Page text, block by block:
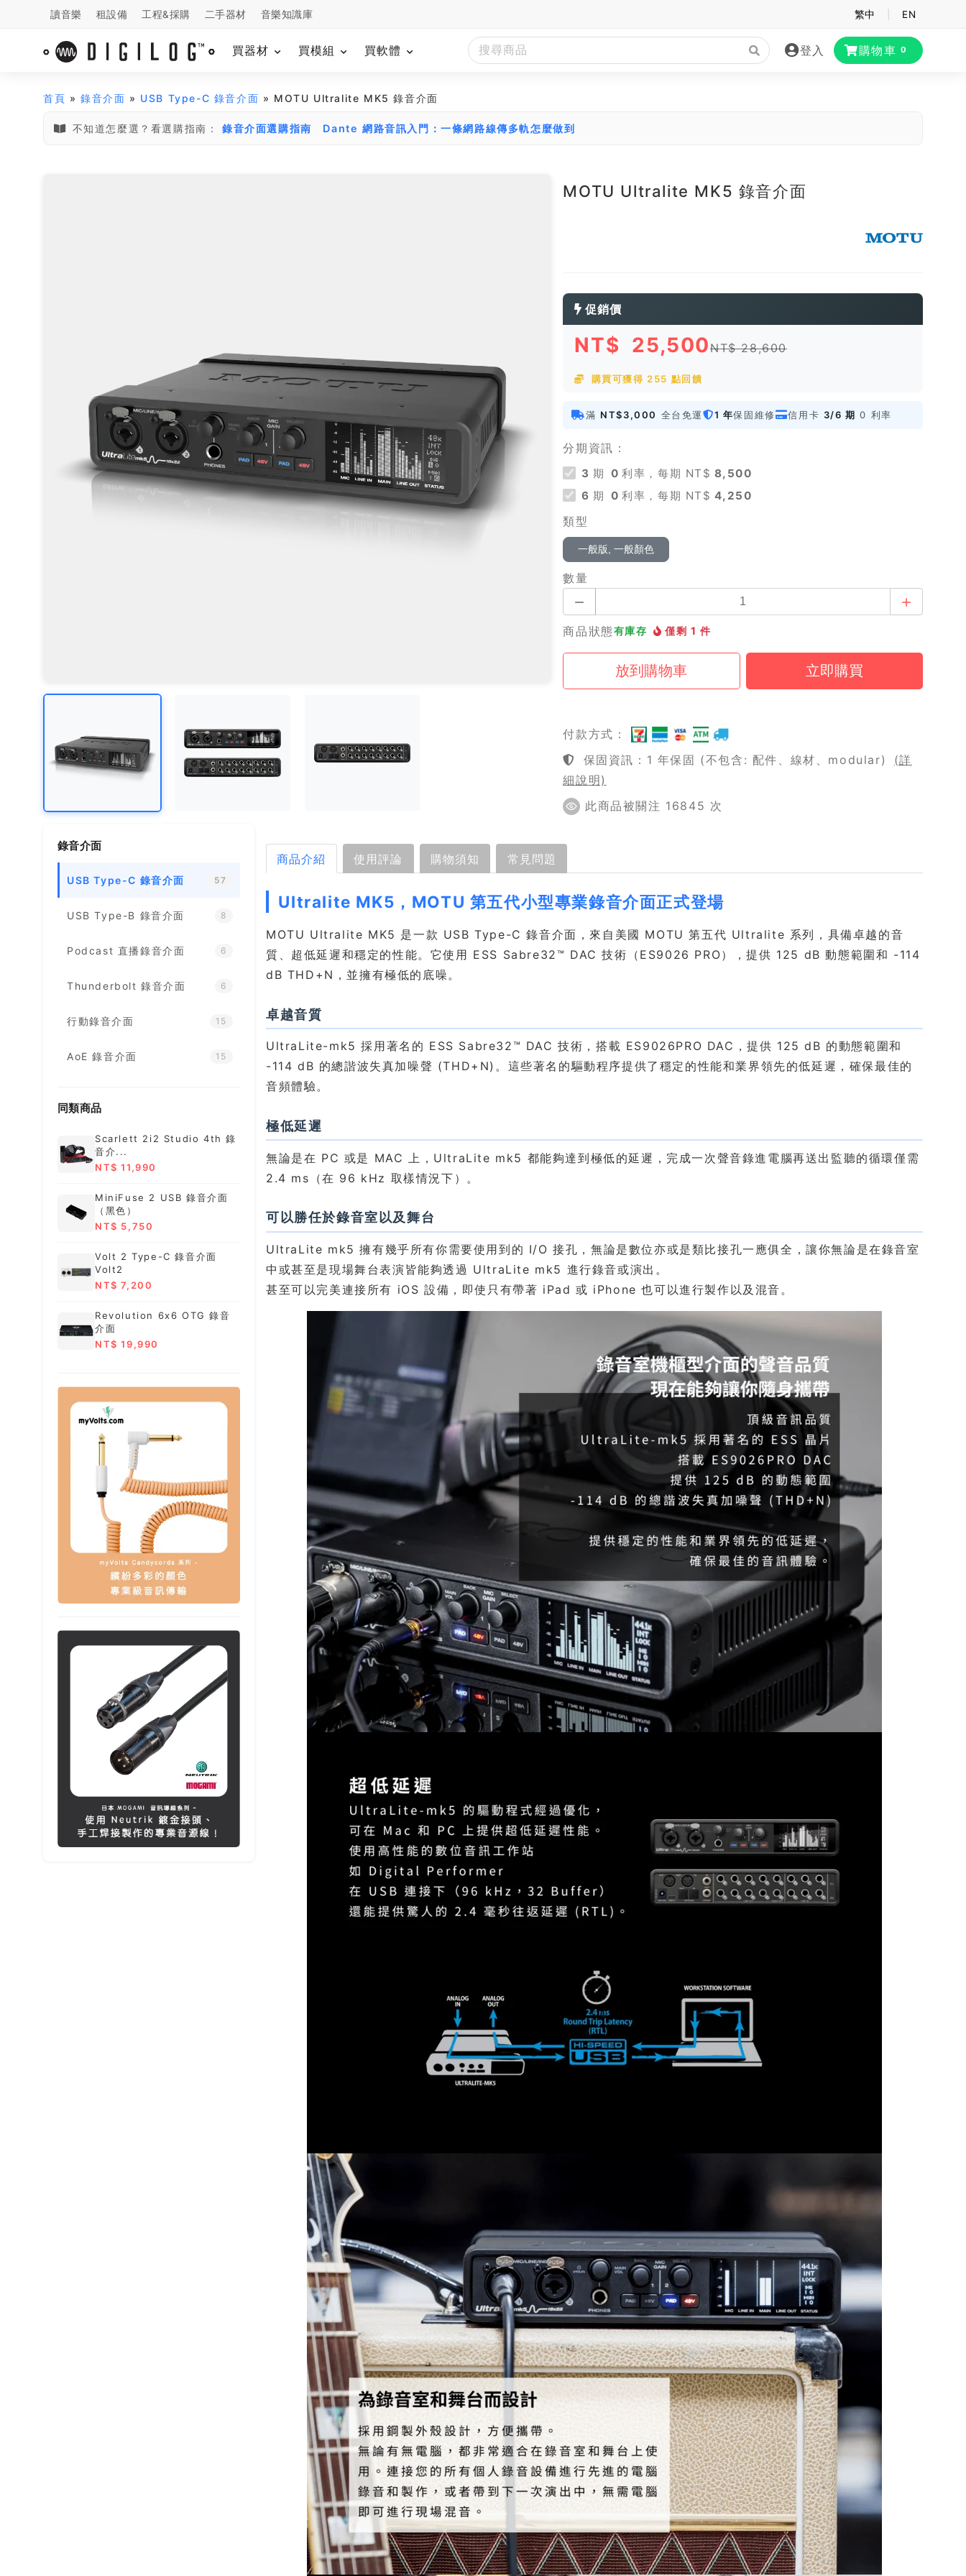
讀音樂 租設備 工程&採購 二手器材 音樂知識庫 繁中 EN
買器材 買模組 買軟體 登入 購物車 0
首頁 »錄音介面 » USB Type-C 錄音介面 » MOTU Ultralite MK5 錄音介面
不知道怎麼選？看選購指南： 錄音介面選購指南 Dante 網路音訊入門：一條網路線傳多軌怎麼做到
MOTU Ultralite MK5 錄音介面
促銷價
NT$ 25,500NT$ 28,600
購買可獲得 255 點回饋
滿 NT$3,000 全台免運 1 年保固維修 信用卡 3/6 期 0 利率
分期資訊：
3 期 0 利率，每期 NT$ 8,500
6 期 0 利率，每期 NT$ 4,250
類型
一般版, 一般顏色
數量
商品狀態有庫存 僅剩 1 件
付款方式：
保固資訊：1 年保固 (不包含: 配件、線材、modular)
(詳
細說明)
此商品被關注 16845 次
錄音介面
USB Type-C 錄音介面 57
USB Type-B 錄音介面 8
Podcast 直播錄音介面 6
Thunderbolt 錄音介面 6
行動錄音介面 15
AoE 錄音介面 15
同類商品
Scarlett 2i2 Studio 4th 錄
音介...
NT$ 11,990
MiniFuse 2 USB 錄音介面
（黑色）
NT$ 5,750
Volt 2 Type-C 錄音介面
Volt2
NT$ 7,200
Revolution 6x6 OTG 錄音
介面
NT$ 19,990
商品介紹 使用評論 購物須知 常見問題
Ultralite MK5，MOTU 第五代小型專業錄音介面正式登場
MOTU Ultralite MK5 是一款 USB Type-C 錄音介面，來自美國 MOTU 第五代 Ultralite 系列，具備卓越的音
質、超低延遲和穩定的性能。它使用 ESS Sabre32™ DAC 技術（ES9026 PRO），提供 125 dB 動態範圍和 -114
dB THD+N，並擁有極低的底噪。
卓越音質
UltraLite-mk5 採用著名的 ESS Sabre32™ DAC 技術，搭載 ES9026PRO DAC，提供 125 dB 的動態範圍和
-114 dB 的總諧波失真加噪聲 (THD+N)。這些著名的驅動程序提供了穩定的性能和業界領先的低延遲，確保最佳的
音頻體驗。
極低延遲
無論是在 PC 或是 MAC 上，UltraLite mk5 都能夠達到極低的延遲，完成一次聲音錄進電腦再送出監聽的循環僅需
2.4 ms（在 96 kHz 取樣情況下）。
可以勝任於錄音室以及舞台
UltraLite mk5 擁有幾乎所有你需要使用到的 I/O 接孔，無論是數位亦或是類比接孔一應俱全，讓你無論是在錄音室
中或甚至是現場舞台表演皆能夠透過 UltraLite mk5 進行錄音或演出。
甚至可以完美連接所有 iOS 設備，即使只有帶著 iPad 或 iPhone 也可以進行製作以及混音。